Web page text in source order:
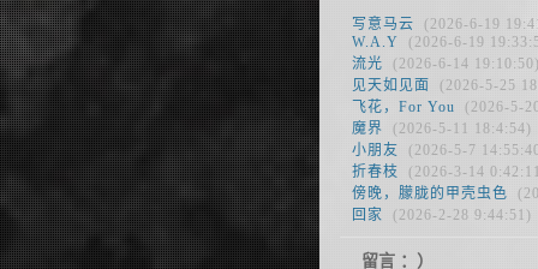
写意马云 (2026-6-19
W.A.Y
(2026-6-19
流光 (2026-6-14
见天如见面 (2026-5-25
飞花，For You
(2026-5-
魔界 (2026-5-11 18:4:54)
小朋友 (2026-5-7
折春枝 (2026-3-14
傍晚，朦胧的甲壳虫色
回家
(2026-2-28 9:44:51)
留言 ：）